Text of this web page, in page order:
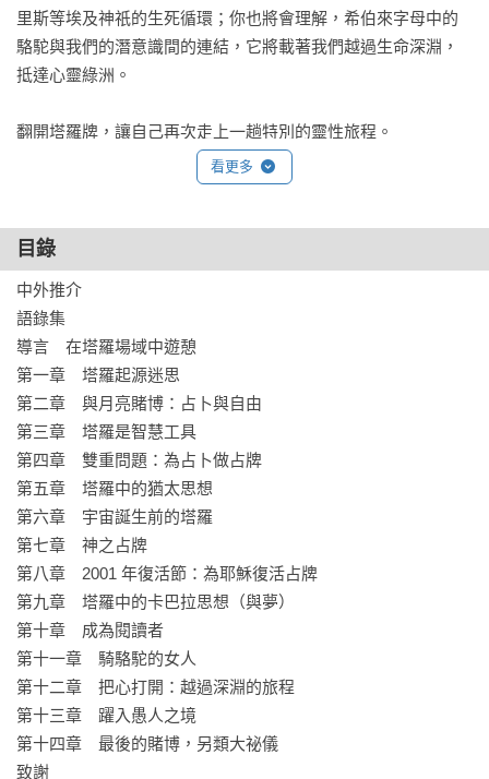
里斯等埃及神祇的生死循環；你也將會理解，希伯來字母中的
駱駝與我們的潛意識間的連結，它將載著我們越過生命深淵，
抵達心靈綠洲。
翻開塔羅牌，讓自己再次走上一趟特別的靈性旅程。
于玥｜占星療癒心理師
天空為限｜占星塔羅作家
王乙甯｜《敘事塔羅》作者
玄享（楊善淳）｜《奧祕其中：托特塔羅學習筆記》作者
孫正欣｜《用塔羅寫日記：關於生活的78種覺察》作者
Gina許怡蘭｜芳療天后
陳盈君｜左西人文空間創辦人
黃春華｜譯者
鐘穎｜心理學作家、愛智者書窩版主
（依姓氏筆畫排序）
中外名家一致好評
「真正的大師是以淺顯易懂的方式帶領讀者進入深層的世界，
而瑞秋．波拉克便是這樣的存在。還記得十四年前閱讀《78度
的智慧》如獲至寶的感覺，他為我解答了包含塔羅的歷史脈
絡、深層意涵，也影響我至今的解牌方向。能拜讀大師最後一
本著作，是非常幸福的事，因為這必定是一生精華的凝結。」
──Claudia，植物系女巫
看更多
目錄
中外推介
語錄集
導言　在塔羅場域中遊憩
第一章　塔羅起源迷思
第二章　與月亮賭博：占卜與自由
第三章　塔羅是智慧工具
第四章　雙重問題：為占卜做占牌
第五章　塔羅中的猶太思想
第六章　宇宙誕生前的塔羅
第七章　神之占牌
第八章　2001 年復活節：為耶穌復活占牌
第九章　塔羅中的卡巴拉思想（與夢）
第十章　成為閱讀者
第十一章　騎駱駝的女人
第十二章　把心打開：越過深淵的旅程
第十三章　躍入愚人之境
第十四章　最後的賭博，另類大祕儀
致謝